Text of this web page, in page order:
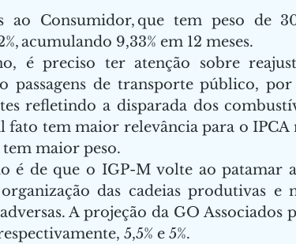
ao Consumidor, que tem peso de
acumulando 9,33% em 12 meses.
é preciso ter atenção sobre
passagens de transporte público,
refletindo a disparada dos
fato tem maior relevância para o IPCA
maior peso.
é de que o IGP-M volte ao patamar
das cadeias produtivas e
A projeção da GO Associados
5,5% e 5%.